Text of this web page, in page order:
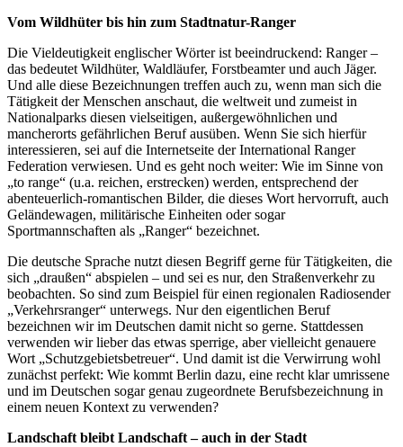
Vom Wildhüter bis hin zum Stadtnatur-Ranger
Die Vieldeutigkeit englischer Wörter ist beeindruckend: Ranger –
das bedeutet Wildhüter, Waldläufer, Forstbeamter und auch Jäger.
Und alle diese Bezeichnungen treffen auch zu, wenn man sich die
Tätigkeit der Menschen anschaut, die weltweit und zumeist in
Nationalparks diesen vielseitigen, außergewöhnlichen und
mancherorts gefährlichen Beruf ausüben. Wenn Sie sich hierfür
interessieren, sei auf die Internetseite der International Ranger
Federation verwiesen. Und es geht noch weiter: Wie im Sinne von
„to range“ (u.a. reichen, erstrecken) werden, entsprechend der
abenteuerlich-romantischen Bilder, die dieses Wort hervorruft, auch
Geländewagen, militärische Einheiten oder sogar
Sportmannschaften als „Ranger“ bezeichnet.
Die deutsche Sprache nutzt diesen Begriff gerne für Tätigkeiten, die
sich „draußen“ abspielen – und sei es nur, den Straßenverkehr zu
beobachten. So sind zum Beispiel für einen regionalen Radiosender
„Verkehrsranger“ unterwegs. Nur den eigentlichen Beruf
bezeichnen wir im Deutschen damit nicht so gerne. Stattdessen
verwenden wir lieber das etwas sperrige, aber vielleicht genauere
Wort „Schutzgebietsbetreuer“. Und damit ist die Verwirrung wohl
zunächst perfekt: Wie kommt Berlin dazu, eine recht klar umrissene
und im Deutschen sogar genau zugeordnete Berufsbezeichnung in
einem neuen Kontext zu verwenden?
Landschaft bleibt Landschaft – auch in der Stadt